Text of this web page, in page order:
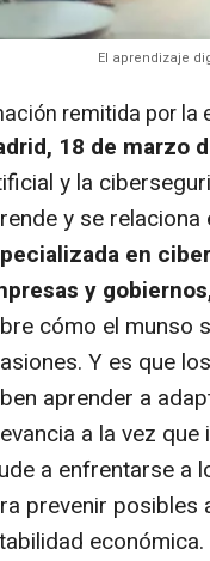
El aprendizaje
remitida por la
18 de marzo
y la
y se
en
y
cómo el munso
Y es que
aprender a
a la vez
a enfrentarse a
prevenir posibles
económica.